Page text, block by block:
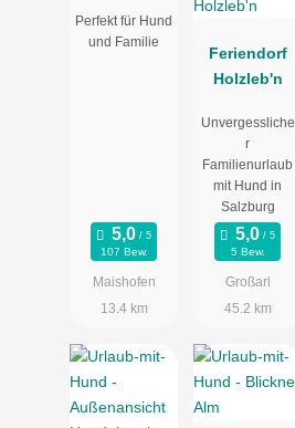
Balkon begehbar von Schlafraum
Perfekt für Hund
und Familie
107 Bew.
Maishofen
13.4 km
Feriendorf
Holzleb'n
Unvergessliche
r
Familienurlaub
mit Hund in
Salzburg
5 Bew.
Großarl
45.2 km